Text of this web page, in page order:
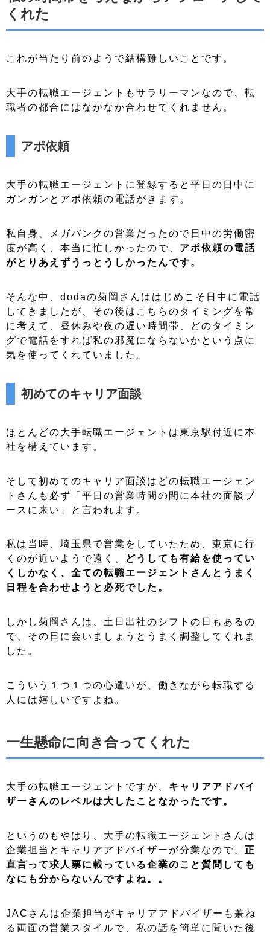
くれた
これが当たり前のようで結構難しいことです。
大手の転職エージェントもサラリーマンなので、転
職者の都合にはなかなか合わせてくれません。
アポ依頼
大手の転職エージェントに登録すると平日の日中に
ガンガンとアポ依頼の電話がきます。
私自身、メガバンクの営業だったので日中の労働密
度が高く、本当に忙しかったので、 アポ依頼の電話
がとりあえずうっとうしかったんです。
そんな中、dodaの菊岡さんははじめこそ日中に電話
してきましたが、その後はこちらのタイミングを常
に考えて、昼休みや夜の遅い時間帯、どのタイミン
グで電話をすれば私の邪魔にならないかという点に
気を使ってくれていました。
初めてのキャリア面談
ほとんどの大手転職エージェントは東京駅付近に本
社を構えています。
そして初めてのキャリア面談はどの転職エージェン
トさんも必ず「平日の営業時間の間に本社の面談ブ
ースに来い」と言われます。
私は当時、埼玉県で営業をしていたため、東京に行
くのが近いようで遠く、
どうしても有給を使ってい
くしかなく、全ての転職エージェントさんとうまく
日程を合わせようと必死でした。
しかし菊岡さんは、土日出社のシフトの日もあるの
で、その日に会いましょうとうまく調整してくれま
した。
こういう１つ１つの心遣いが、働きながら転職する
人には嬉しいですよね。
一生懸命に向き合ってくれた
大手の転職エージェントですが、 キャリアアドバイ
ザーさんのレベルは大したことなかったです。
というのもやはり、大手の転職エージェントさんは
企業担当とキャリアアドバイザーが分業なので、 正
直言って求人票に載っている企業のこと質問しても
なにも分からないんですよね。。
JACさんは企業担当がキャリアアドバイザーも兼ね
る両面の営業スタイルで、私の話を簡単に聞いた後